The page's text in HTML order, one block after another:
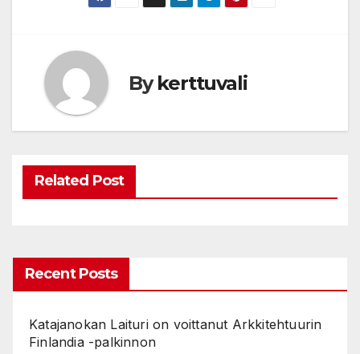
Bykerttuvali
Related Post
Recent Posts
Katajanokan Laituri on voittanut Arkkitehtuurin
Finlandia -palkinnon